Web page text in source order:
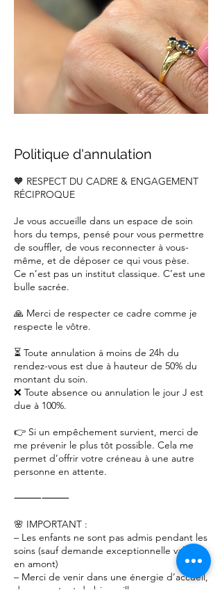
Politique d'annulation
🧡 RESPECT DU CADRE & ENGAGEMENT
RÉCIPROQUE
Je vous accueille dans un espace de soin
hors du temps, pensé pour vous permettre
de souffler, de vous reconnecter à vous-
même, et de déposer ce qui vous pèse.
Ce n’est pas un institut classique. C’est une
bulle sacrée.
🙏 Merci de respecter ce cadre comme je
respecte le vôtre.
⏳ Toute annulation à moins de 24h du
rendez-vous est due à hauteur de 50% du
montant du soin.
❌ Toute absence ou annulation le jour J est
due à 100%.
👉 Si un empêchement survient, merci de
me prévenir le plus tôt possible. Cela me
permet d’offrir votre créneau à une autre
personne en attente.
⸻⸻
🌸 IMPORTANT :
– Les enfants ne sont pas admis pendant les
soins (sauf demande exceptionnelle validée
en amont)
– Merci de venir dans une énergie d’accueil,
de respect, et de bienveillance, pour vous